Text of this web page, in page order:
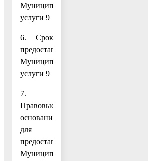
Муниципальной
услуги 9
6. Срок
предоставления
Муниципальной
услуги 9
7.
Правовые
основания
для
предоставления
Муниципальной